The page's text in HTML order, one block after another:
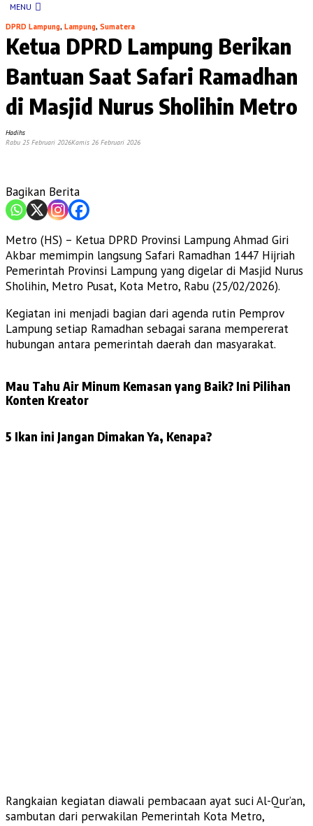
MENU
DPRD Lampung, Lampung, Sumatera
Ketua DPRD Lampung Berikan
Bantuan Saat Safari Ramadhan
di Masjid Nurus Sholihin Metro
Hadihs
Rabu 25 Februari 2026Kamis 26 Februari 2026
Bagikan Berita
Metro (HS) – Ketua DPRD Provinsi Lampung Ahmad Giri
Akbar memimpin langsung Safari Ramadhan 1447 Hijriah
Pemerintah Provinsi Lampung yang digelar di Masjid Nurus
Sholihin, Metro Pusat, Kota Metro, Rabu (25/02/2026).
Kegiatan ini menjadi bagian dari agenda rutin Pemprov
Lampung setiap Ramadhan sebagai sarana mempererat
hubungan antara pemerintah daerah dan masyarakat.
Mau Tahu Air Minum Kemasan yang Baik? Ini Pilihan
Konten Kreator
5 Ikan ini Jangan Dimakan Ya, Kenapa?
Rangkaian kegiatan diawali pembacaan ayat suci Al-Qur’an,
sambutan dari perwakilan Pemerintah Kota Metro,